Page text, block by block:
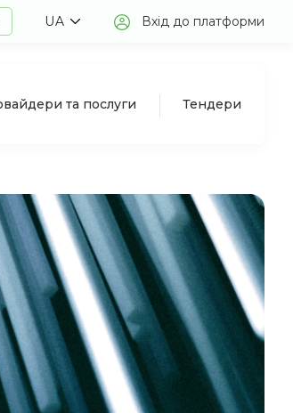
UA Вхід до платформи
та послуги Тендери